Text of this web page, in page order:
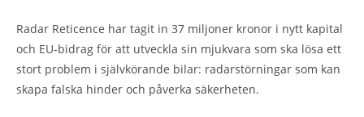
Radar Reticence har tagit in 37 miljoner kronor i nytt kapital
och EU-bidrag för att utveckla sin mjukvara som ska lösa ett
stort problem i självkörande bilar: radarstörningar som kan
skapa falska hinder och påverka säkerheten.